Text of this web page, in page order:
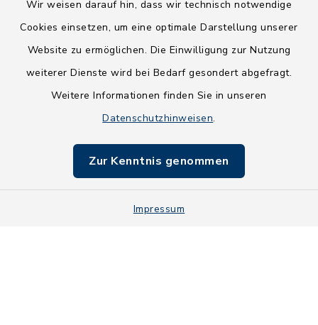
Wir weisen darauf hin, dass wir technisch notwendige
Cookies einsetzen, um eine optimale Darstellung unserer
Website zu ermöglichen. Die Einwilligung zur Nutzung
weiterer Dienste wird bei Bedarf gesondert abgefragt.
Weitere Informationen finden Sie in unseren
Datenschutzhinweisen.
Zur Kenntnis genommen
Impressum
Barrierefreiheit
Impressum
Sitemap